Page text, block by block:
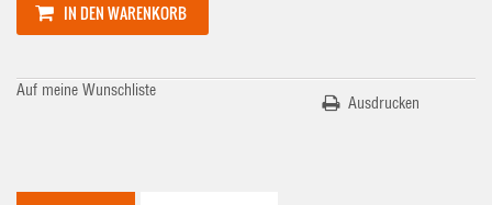
IN DEN WARENKORB
Auf meine Wunschliste
Ausdrucken